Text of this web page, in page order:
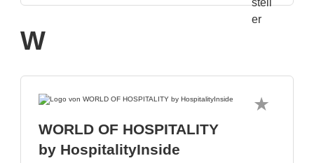
W
WORLD OF HOSPITALITY
by HospitalityInside